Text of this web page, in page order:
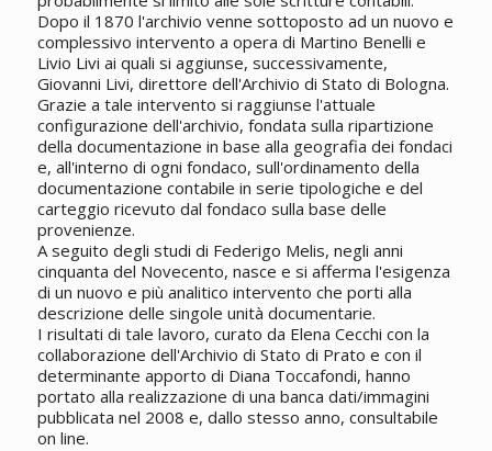
Dopo il 1870 l'archivio venne sottoposto ad un nuovo e
complessivo intervento a opera di Martino Benelli e
Livio Livi ai quali si aggiunse, successivamente,
Giovanni Livi, direttore dell'Archivio di Stato di Bologna.
Grazie a tale intervento si raggiunse l'attuale
configurazione dell'archivio, fondata sulla ripartizione
della documentazione in base alla geografia dei fondaci
e, all'interno di ogni fondaco, sull'ordinamento della
documentazione contabile in serie tipologiche e del
carteggio ricevuto dal fondaco sulla base delle
provenienze.
A seguito degli studi di Federigo Melis, negli anni
cinquanta del Novecento, nasce e si afferma l'esigenza
di un nuovo e più analitico intervento che porti alla
descrizione delle singole unità documentarie.
I risultati di tale lavoro, curato da Elena Cecchi con la
collaborazione dell'Archivio di Stato di Prato e con il
determinante apporto di Diana Toccafondi, hanno
portato alla realizzazione di una banca dati/immagini
pubblicata nel 2008 e, dallo stesso anno, consultabile
on line.